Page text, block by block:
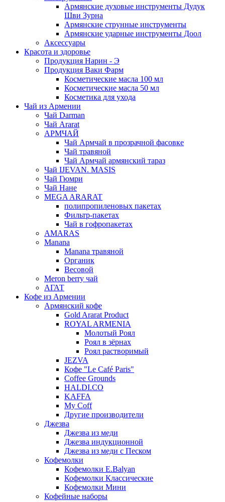
Армянские духовые инструменты Дудук
Шви Зурна
Армянские струнные инструменты
Армянские ударные инструменты Доол
Аксессуары
Красота и здоровье
Продукция Нарин - Э
Продукция Ваки Фарм
Косметические масла 100 мл
Косметические масла 50 мл
Косметика для ухода
Чай из Армении
Чай Darman
Чай Ararat
АРМЧАЙ
Чай Армчай в прозрачной фасовке
Чай травяной
Чай Армчай армянский тараз
Чай IJEVAN. MASIS
Чай Гюмри
Чай Нане
MEGA ARARAT
полипропиленовых пакетах
Фильтр-пакетах
Чай в гофропакетах
AMARAS
Manana
Manana травяной
Органик
Весовой
Meron berry чай
АГАТ
Кофе из Армении
Армянский кофе
Gold Ararat Product
ROYAL ARMENIA
Молотый Роял
Роял в зёрнах
Роял растворимый
JEZVA
Кофе "Le Café Paris"
Coffee Grounds
HALDI.CO
KAFFA
My Coff
Другие производители
Джезва
Джезва из меди
Джезва индукционной
Джезва из меди с Песком
Кофемолки
Кофемолки E.Balyan
Кофемолки Классические
Кофемолки Мини
Кофейные наборы